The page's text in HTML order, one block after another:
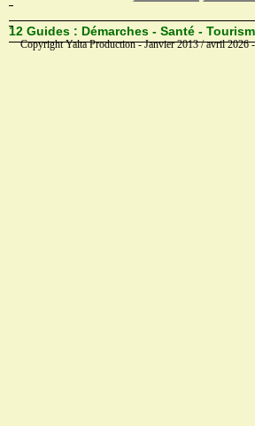
12 Guides : Démarches - Santé -
Copyright Yalta Production - Janvier 2013 / avril 2026